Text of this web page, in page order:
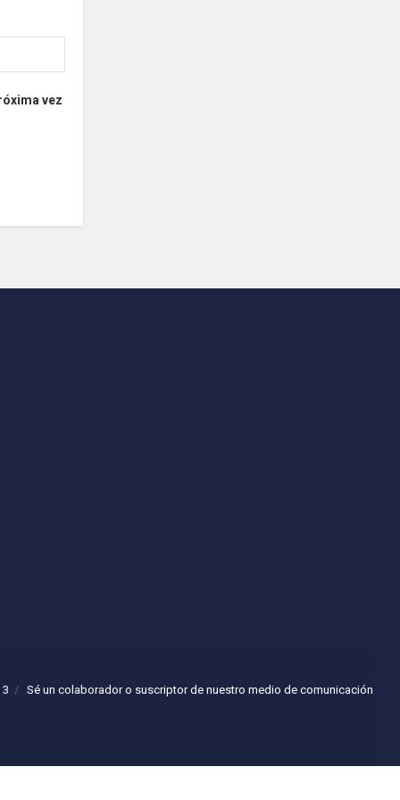
vez
Sé un colaborador o suscriptor de nuestro medio de comunicación